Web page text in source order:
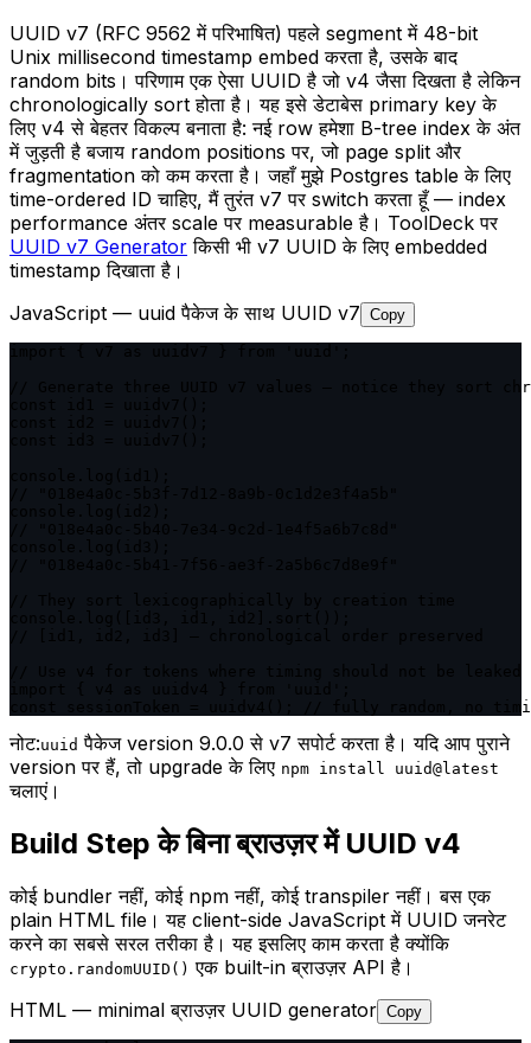
UUID v7 (RFC 9562 में परिभाषित) पहले segment में 48-bit
Unix millisecond timestamp embed करता है, उसके बाद
random bits। परिणाम एक ऐसा UUID है जो v4 जैसा दिखता है लेकिन
chronologically sort होता है। यह इसे डेटाबेस primary key के
लिए v4 से बेहतर विकल्प बनाता है: नई row हमेशा B-tree index के अंत
में जुड़ती है बजाय random positions पर, जो page split और
fragmentation को कम करता है। जहाँ मुझे Postgres table के लिए
time-ordered ID चाहिए, मैं तुरंत v7 पर switch करता हूँ — index
performance अंतर scale पर measurable है। ToolDeck पर
UUID v7 Generator किसी भी v7 UUID के लिए embedded
timestamp दिखाता है।
JavaScript — uuid पैकेज के साथ UUID v7 Copy
// Generate three UUID v7 values — notice they sort
const sessionToken = uuidv4(); // fully random, no
नोट:uuid पैकेज version 9.0.0 से v7 सपोर्ट करता है। यदि आप पुराने
version पर हैं, तो upgrade के लिए npm install uuid@latest
चलाएं।
Build Step के बिना ब्राउज़र में UUID v4
कोई bundler नहीं, कोई npm नहीं, कोई transpiler नहीं। बस एक
plain HTML file। यह client-side JavaScript में UUID जनरेट
करने का सबसे सरल तरीका है। यह इसलिए काम करता है क्योंकि
crypto.randomUUID() एक built-in ब्राउज़र API है।
HTML — minimal ब्राउज़र UUID generator Copy